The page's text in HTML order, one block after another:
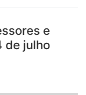
e
de julho